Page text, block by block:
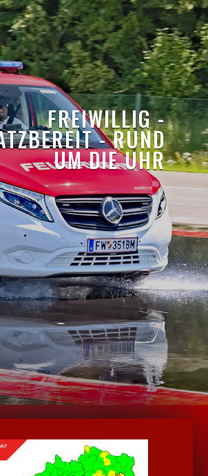
FREIWILLIG -
- RUND
UM DIE UHR